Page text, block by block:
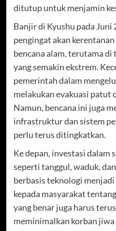
ditutup untuk menjamin
Banjir di Kyushu pada Juni
pengingat akan
bencana alam, terutama
yang semakin ekstrem.
pemerintah dalam
melakukan evakuasi patut
Namun, bencana ini juga
infrastruktur dan sistem
perlu terus ditingkatkan.
Ke depan, investasi dalam
seperti tanggul, waduk,
berbasis teknologi
kepada masyarakat
yang benar juga harus
meminimalkan korban jiwa